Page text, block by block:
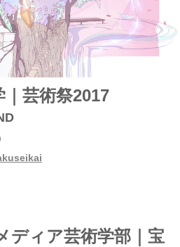
芸術祭2017
ディア芸術学部｜宝